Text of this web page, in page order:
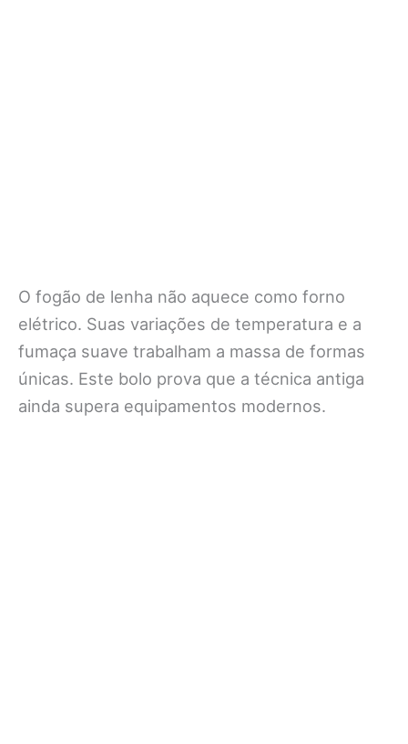
O fogão de lenha não aquece como forno
elétrico. Suas variações de temperatura e a
fumaça suave trabalham a massa de formas
únicas. Este bolo prova que a técnica antiga
ainda supera equipamentos modernos.